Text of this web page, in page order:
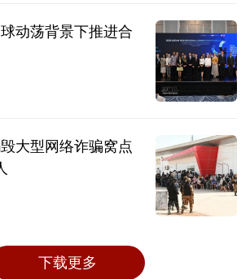
动荡背景下推进合
大型网络诈骗窝点
下载更多